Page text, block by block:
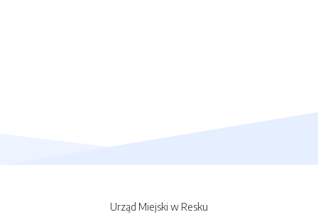
Urząd Miejski w Resku